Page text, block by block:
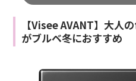
【Visee AVANT】大人
がブルベ冬におすすめ